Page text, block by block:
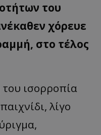
του
χόρευε
στο τέλος
ισορροπία
λίγο